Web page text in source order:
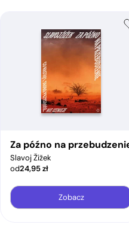
Za późno na
Slavoj Žižek
od24,95zł
Zobacz